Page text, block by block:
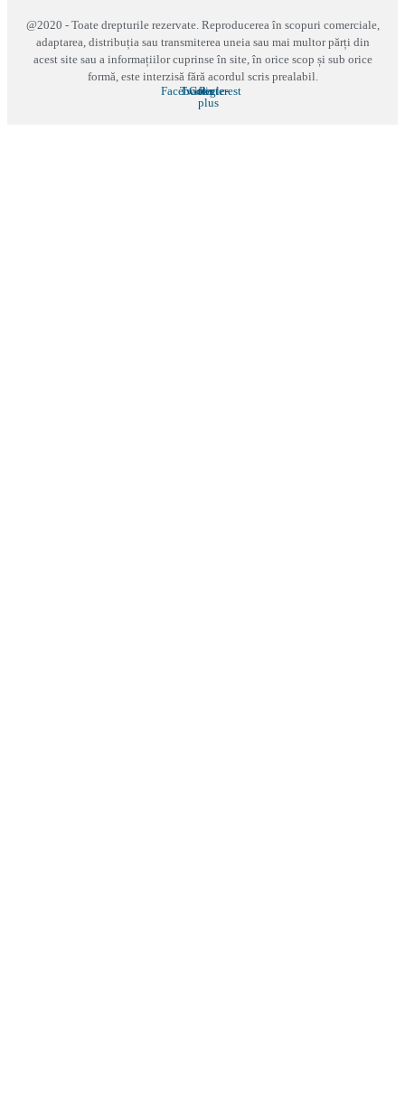
@2020 - Toate drepturile rezervate. Reproducerea în scopuri comerciale,
adaptarea, distribuția sau transmiterea uneia sau mai multor părți din
acest site sau a informațiilor cuprinse în site, în orice scop și sub orice
formă, este interzisă fără acordul scris prealabil.
Facebook
Twitter
Google-
plus
Pinterest